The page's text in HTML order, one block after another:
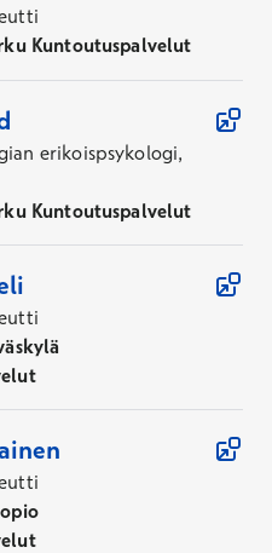
Kuntoutuspalvelut
erikoispsykologi,
Kuntoutuspalvelut